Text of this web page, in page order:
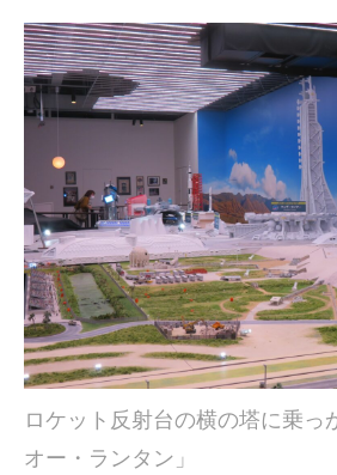
ロケット反射台の横の塔に乗っ
オー・ランタン」